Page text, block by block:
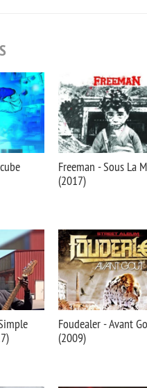
Freeman - Sous La
(2017)
Foudealer - Avant
(2009)